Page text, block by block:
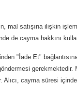
satışına ilişkin
de cayma hakkını
"İade Et"
cayma süresi